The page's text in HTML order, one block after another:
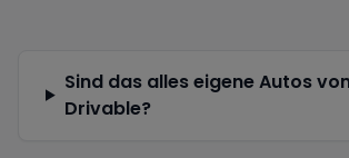
Sind das alles eigene Autos
Drivable?